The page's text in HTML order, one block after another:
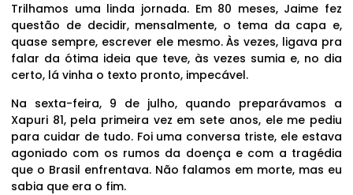
Trilhamos uma linda jornada. Em 80 meses, Jaime fez
questão de decidir, mensalmente, o tema da capa e,
quase sempre, escrever ele mesmo. Às vezes, ligava pra
falar da ótima ideia que teve, às vezes sumia e, no dia
certo, lá vinha o texto pronto, impecável.
Na sexta-feira, 9 de julho, quando preparávamos a
Xapuri 81, pela primeira vez em sete anos, ele me pediu
para cuidar de tudo. Foi uma conversa triste, ele estava
agoniado com os rumos da doença e com a tragédia
que o Brasil enfrentava. Não falamos em morte, mas eu
sabia que era o fim.